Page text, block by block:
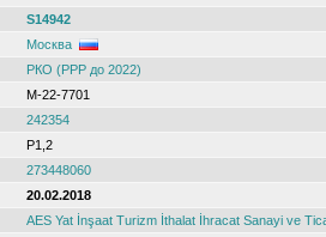
S14942
Москва
РКО (РРР до 2022)
М-22-7701
242354
Р1,2
273448060
20.02.2018
AES Yat İnşaat Turizm İthalat İhracat Sanayi ve